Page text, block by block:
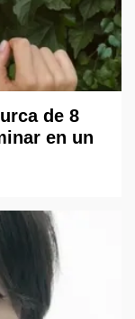
de 8
en un